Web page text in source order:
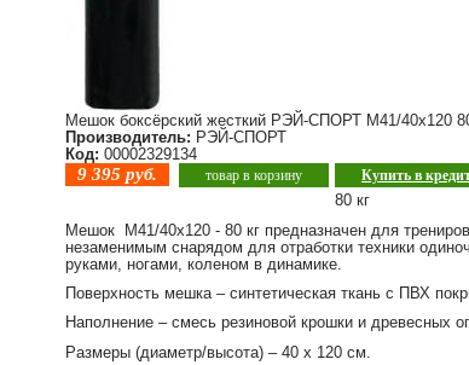
Мешок боксёрский жесткий РЭЙ-СПОРТ М41/40х120
Производитель: РЭЙ-СПОРТ
Код: 00002329134
9 395 руб. товар в корзину Купить в
80 кг
Мешок М41/40х120 - 80 кг предназначен для
незаменимым снарядом для отработки техники
руками, ногами, коленом в динамике.
Поверхность мешка – синтетическая ткань с ПВХ
Наполнение – смесь резиновой крошки и древесных
Размеры (диаметр/высота) – 40 х 120 см.